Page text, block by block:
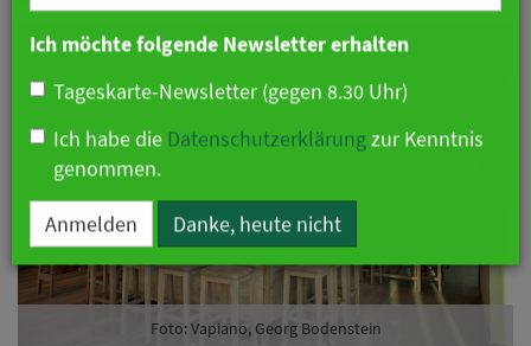
Foto: Vapiano, Georg Bodenstein
Branche
Ich möchte folgende Newsletter erhalten
Tageskarte-Newsletter (gegen 8.30 Uhr)
Ich habe dieDatenschutzerklärung
genommen.
Anmelden Danke, heute nicht